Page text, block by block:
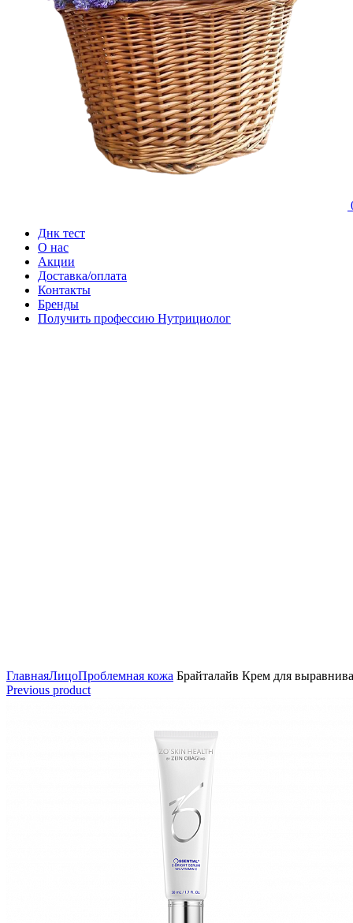
Днк тест
О нас
Акции
Доставка/оплата
Контакты
Бренды
Получить профессию Нутрициолог
ГлавнаяЛицоПроблемная кожа Брайталайв Крем для
Previous product